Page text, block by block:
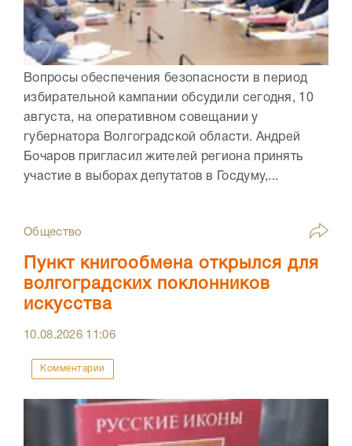
Вопросы обеспечения безопасности в период
избирательной кампании обсудили сегодня, 10
августа, на оперативном совещании у
губернатора Волгоградской области. Андрей
Бочаров пригласил жителей региона принять
участие в выборах депутатов в Госдуму,...
Общество
Пункт книгообмена открылся для
волгоградских поклонников
искусства
10.08.2026 11:06
Комментарии